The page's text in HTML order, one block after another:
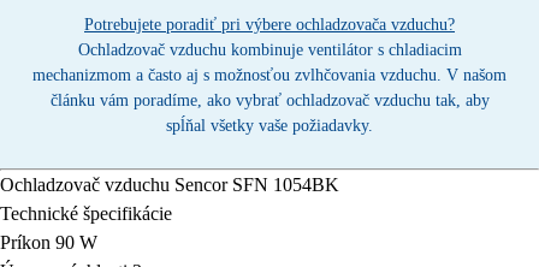
Potrebujete poradiť pri výbere ochladzovača vzduchu?
Ochladzovač vzduchu kombinuje ventilátor s chladiacim
mechanizmom a často aj s možnosťou zvlhčovania vzduchu. V našom
článku vám poradíme, ako vybrať ochladzovač vzduchu tak, aby
spĺňal všetky vaše požiadavky.
Ochladzovač vzduchu Sencor SFN 1054BK
Technické špecifikácie
Príkon 90 W